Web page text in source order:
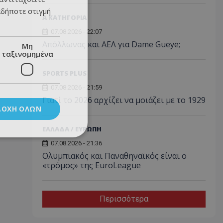
Α ΚΑΤΗΓΟΡΙΑ
07.08.2026 - 22:07
Απόλλωνας και ΑΕΛ για Dame Gueye;
07.08.2026 - 21:59
Γιατί το 2026 αρχίζει να μοιάζει με το 1929
ΕΛΛΑΔΑ / ΕΥΡΩΠΗ
07.08.2026 - 21:36
Ολυμπιακός και Παναθηναϊκός είναι ο
«τρόμος» της EuroLeague
Περισσότερα
στιγμή
Μη
ταξινομημένα
ΌΛΩΝ